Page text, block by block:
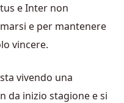
e Inter non
e per mantenere
vincere.
sta vivendo una
da inizio stagione e si